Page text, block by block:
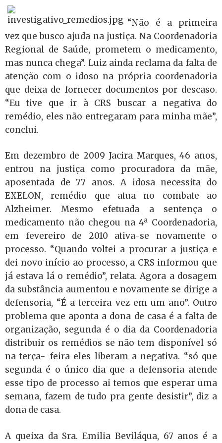
“Não é a primeira
vez que busco ajuda na justiça. Na Coordenadoria
Regional de Saúde, prometem o medicamento,
mas nunca chega”. Luiz ainda reclama da falta de
atenção com o idoso na própria coordenadoria
que deixa de fornecer documentos por descaso.
“Eu tive que ir à CRS buscar a negativa do
remédio, eles não entregaram para minha mãe”,
conclui.
Em dezembro de 2009 Jacira Marques, 46 anos,
entrou na justiça como procuradora da mãe,
aposentada de 77 anos. A idosa necessita do
EXELON, remédio que atua no combate ao
Alzheimer. Mesmo efetuada a sentença o
medicamento não chegou na 4ª Coordenadoria,
em fevereiro de 2010 ativa-se novamente o
processo. “Quando voltei a procurar a justiça e
dei novo início ao processo, a CRS informou que
já estava lá o remédio”, relata. Agora a dosagem
da substância aumentou e novamente se dirige a
defensoria, “É a terceira vez em um ano”. Outro
problema que aponta a dona de casa é a falta de
organização, segunda é o dia da Coordenadoria
distribuir os remédios se não tem disponível só
na terça- feira eles liberam a negativa. “só que
segunda é o único dia que a defensoria atende
esse tipo de processo ai temos que esperar uma
semana, fazem de tudo pra gente desistir”, diz a
dona de casa.
A queixa da Sra. Emilia Beviláqua, 67 anos é a